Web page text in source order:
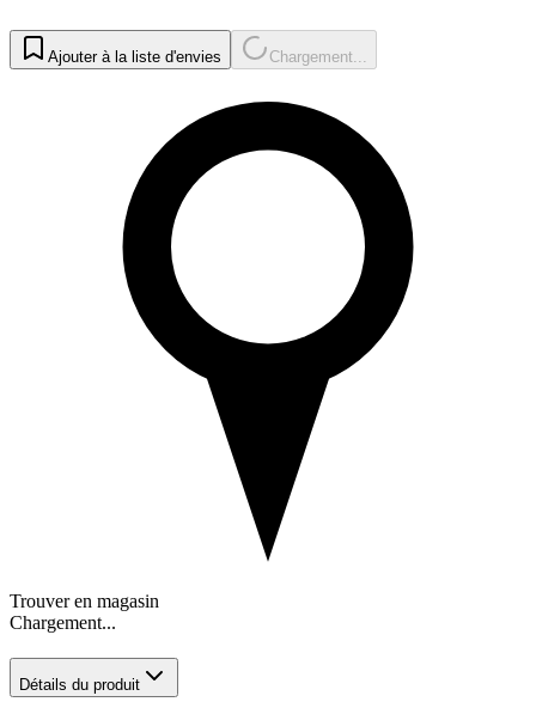
Ajouter à la liste d'envies Chargement...
Trouver en magasin
Chargement...
Détails du produit